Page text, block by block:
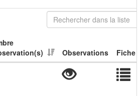
Observations
Fiche